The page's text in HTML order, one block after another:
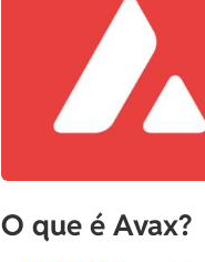
O que é Avax?